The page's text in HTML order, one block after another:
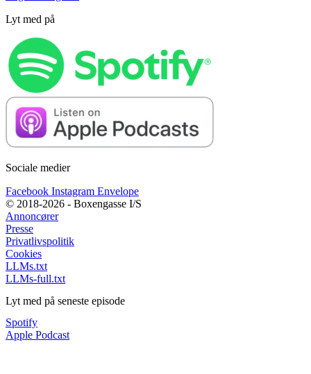
Lyt med på
Sociale medier
Facebook Instagram Envelope
© 2018-2026 - Boxengasse I/S
Annoncører
Presse
Privatlivspolitik
Cookies
LLMs.txt
LLMs-full.txt
Lyt med på seneste episode
Spotify
Apple Podcast